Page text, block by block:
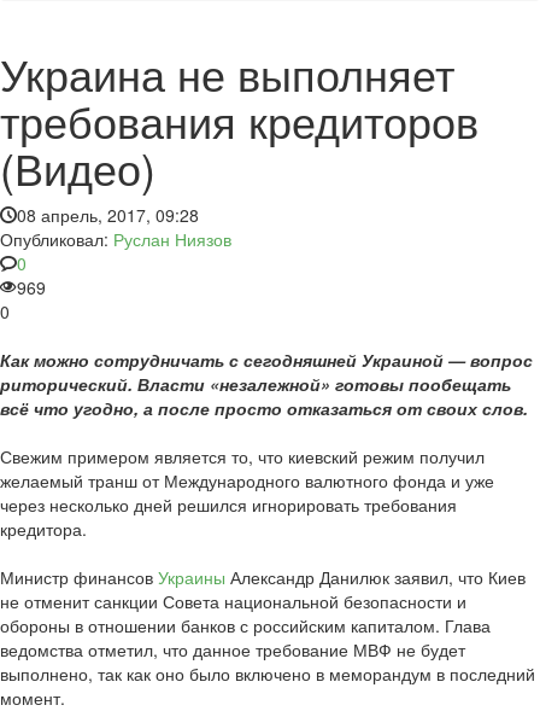
Украина не выполняет
требования кредиторов
(Видео)
08 апрель, 2017, 09:28
Опубликовал: Руслан Ниязов
0
969
0
Как можно сотрудничать с сегодняшней Украиной — вопрос
риторический. Власти «незалежной» готовы пообещать
всё что угодно, а после просто отказаться от своих слов.
Свежим примером является то, что киевский режим получил
желаемый транш от Международного валютного фонда и уже
через несколько дней решился игнорировать требования
кредитора.
Министр финансов Украины Александр Данилюк заявил, что Киев
не отменит санкции Совета национальной безопасности и
обороны в отношении банков с российским капиталом. Глава
ведомства отметил, что данное требование МВФ не будет
выполнено, так как оно было включено в меморандум в последний
момент.